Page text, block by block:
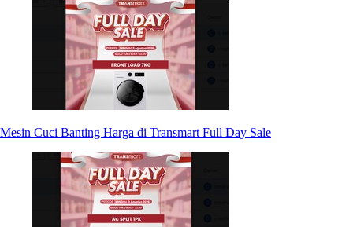
Mesin Cuci Banting Harga di Transmart Full Day Sale